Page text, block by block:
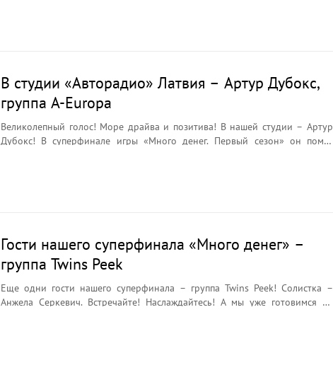
В студии «Авторадио» Латвия – Артур Дубокс,
группа A-Europa
Великолепный голос! Море драйва и позитива! В нашей студии – Артур
Дубокс! В суперфинале игры «Много денег. Первый сезон» он помог
Гости нашего суперфинала «Много денег» –
группа Twins Peek
Еще одни гости нашего суперфинала – группа Twins Peek! Солистка –
Анжела Серкевич. Встречайте! Наслаждайтесь! А мы уже готовимся ко